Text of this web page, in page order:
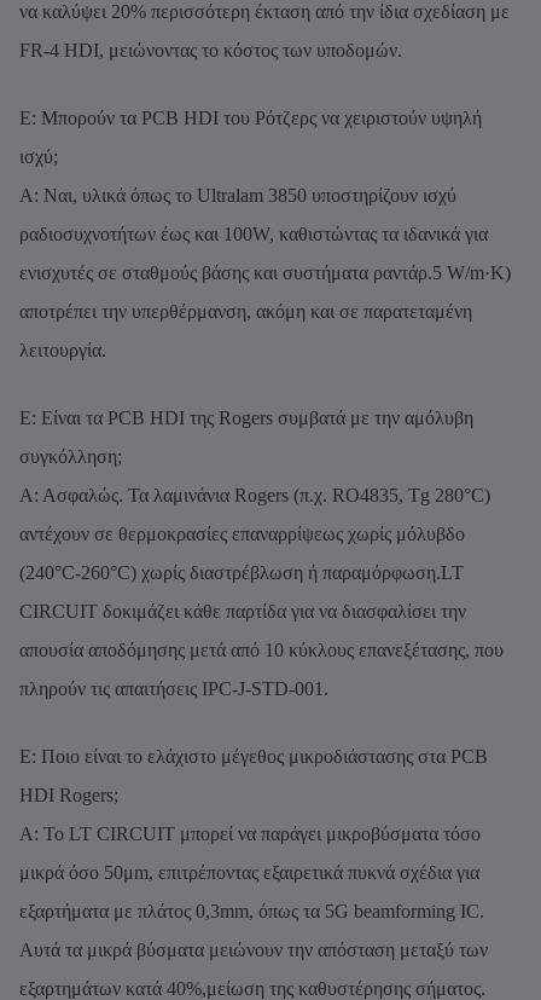
να καλύψει 20% περισσότερη έκταση από την ίδια σχεδίαση με
FR-4 HDI, μειώνοντας το κόστος των υποδομών.
Ε: Μπορούν τα PCB HDI του Ρότζερς να χειριστούν υψηλή
ισχύ;
Α: Ναι, υλικά όπως το Ultralam 3850 υποστηρίζουν ισχύ
ραδιοσυχνοτήτων έως και 100W, καθιστώντας τα ιδανικά για
ενισχυτές σε σταθμούς βάσης και συστήματα ραντάρ.5 W/m·K)
αποτρέπει την υπερθέρμανση, ακόμη και σε παρατεταμένη
λειτουργία.
Ε: Είναι τα PCB HDI της Rogers συμβατά με την αμόλυβη
συγκόλληση;
Α: Ασφαλώς. Τα λαμινάνια Rogers (π.χ. RO4835, Tg 280°C)
αντέχουν σε θερμοκρασίες επαναρρίψεως χωρίς μόλυβδο
(240°C-260°C) χωρίς διαστρέβλωση ή παραμόρφωση.LT
CIRCUIT δοκιμάζει κάθε παρτίδα για να διασφαλίσει την
απουσία αποδόμησης μετά από 10 κύκλους επανεξέτασης, που
πληρούν τις απαιτήσεις IPC-J-STD-001.
Ε: Ποιο είναι το ελάχιστο μέγεθος μικροδιάστασης στα PCB
HDI Rogers;
Α: Το LT CIRCUIT μπορεί να παράγει μικροβύσματα τόσο
μικρά όσο 50μm, επιτρέποντας εξαιρετικά πυκνά σχέδια για
εξαρτήματα με πλάτος 0,3mm, όπως τα 5G beamforming IC.
Αυτά τα μικρά βύσματα μειώνουν την απόσταση μεταξύ των
εξαρτημάτων κατά 40%,μείωση της καθυστέρησης σήματος.